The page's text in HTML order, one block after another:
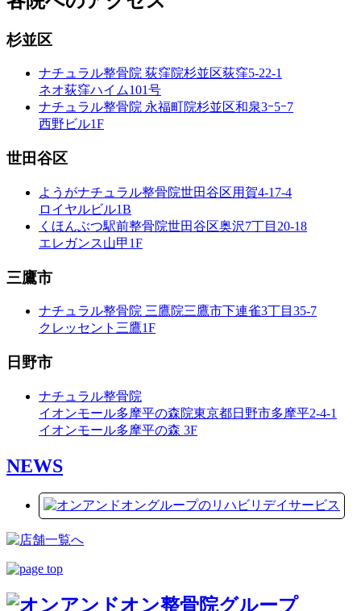
杉並区
ナチュラル整骨院 荻窪院杉並区荻窪5-22-1
ネオ荻窪ハイム101号
ナチュラル整骨院 永福町院杉並区和泉3ｰ5ｰ7
西野ビル1F
世田谷区
ようがナチュラル整骨院世田谷区用賀4-17-4
ロイヤルビル1B
くほんぶつ駅前整骨院世田谷区奥沢7丁目20-18
エレガンス山甲1F
三鷹市
ナチュラル整骨院 三鷹院三鷹市下連雀3丁目35-7
クレッセント三鷹1F
日野市
ナチュラル整骨院
イオンモール多摩平の森院東京都日野市多摩平2-4-1
イオンモール多摩平の森 3F
NEWS